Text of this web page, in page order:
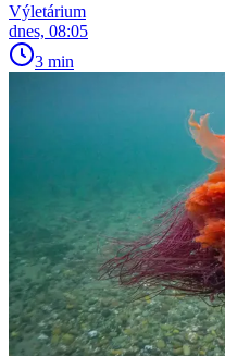
Výletárium
dnes, 08:05
3 min